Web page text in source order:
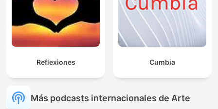
Reflexiones Cumbia
Más podcasts internacionales de Arte